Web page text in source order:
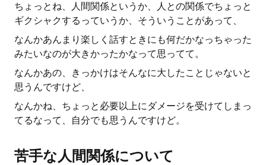
ちょっとね、人間関係というか、人との関係でちょっと
ギクシャクするっていうか、そういうことがあって、
なんかあんまり楽しく話すときにも何だかなっちゃった
みたいなのが大きかったかなって思ってて。
なんかあの、きっかけはそんなに大したことじゃないと
思うんですけど、
なんかね、ちょっと必要以上にダメージを受けてしまっ
てるなって、自分でも思うんですけど。
苦手な人間関係について